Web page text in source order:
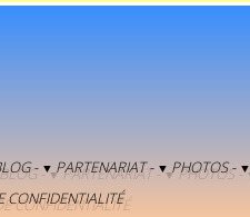
- ▼ PARTENARIAT - ▼ PHOTOS - ▼
CONFIDENTIALITÉ